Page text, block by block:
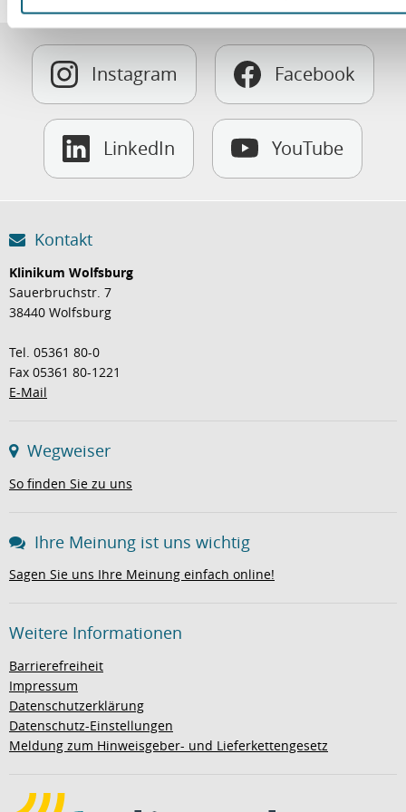
Instagram Facebook
LinkedIn YouTube
Kontakt
Klinikum Wolfsburg
Sauerbruchstr. 7
38440 Wolfsburg
Tel. 05361 80-0
Fax 05361 80-1221
E-Mail
Wegweiser
So finden Sie zu uns
Ihre Meinung ist uns wichtig
Sagen Sie uns Ihre Meinung einfach online!
Weitere Informationen
Barrierefreiheit
Impressum
Datenschutzerklärung
Datenschutz-Einstellungen
Meldung zum Hinweisgeber- und Lieferkettengesetz